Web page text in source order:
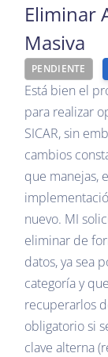
Eliminar
Masiva
PENDIENTE
Está bien el
para realizar
SICAR, sin
cambios
que manejas,
nuevo. MI
eliminar de
datos, ya sea
categoría y
recuperarlos
obligatorio si
clave alterna